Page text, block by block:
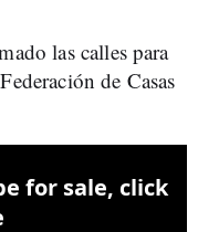
las calles para
de Casas